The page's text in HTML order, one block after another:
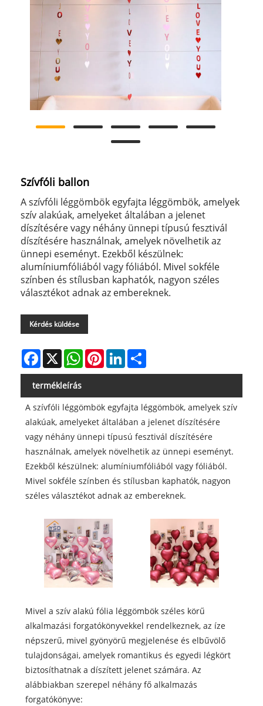
Szívfóli ballon
A szívfóli léggömbök egyfajta léggömbök, amelyek
szív alakúak, amelyeket általában a jelenet
díszítésére vagy néhány ünnepi típusú fesztivál
díszítésére használnak, amelyek növelhetik az
ünnepi eseményt. Ezekből készülnek:
alumíniumfóliából vagy fóliából. Mivel sokféle
színben és stílusban kaphatók, nagyon széles
választékot adnak az embereknek.
Kérdés küldése
Facebook
X WhatsAppPinterestLinkedIn
termékleírás
A szívfóli léggömbök egyfajta léggömbök, amelyek szív
alakúak, amelyeket általában a jelenet díszítésére
vagy néhány ünnepi típusú fesztivál díszítésére
használnak, amelyek növelhetik az ünnepi eseményt.
Ezekből készülnek: alumíniumfóliából vagy fóliából.
Mivel sokféle színben és stílusban kaphatók, nagyon
széles választékot adnak az embereknek.
Mivel a szív alakú fólia léggömbök széles körű
alkalmazási forgatókönyvekkel rendelkeznek, az íze
népszerű, mivel gyönyörű megjelenése és elbűvölő
tulajdonságai, amelyek romantikus és egyedi légkört
biztosíthatnak a díszített jelenet számára. Az
alábbiakban szerepel néhány fő alkalmazás
forgatókönyve: